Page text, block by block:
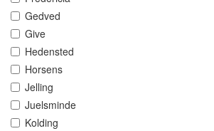
Gedved
Give
Hedensted
Horsens
Jelling
Juelsminde
Kolding